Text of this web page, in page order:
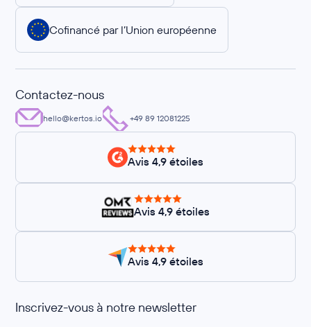
Cofinancé par l’Union européenne
Contactez-nous
hello@kertos.io +49 89 12081225
Avis 4,9 étoiles
Avis 4,9 étoiles
Avis 4,9 étoiles
Inscrivez-vous à notre newsletter